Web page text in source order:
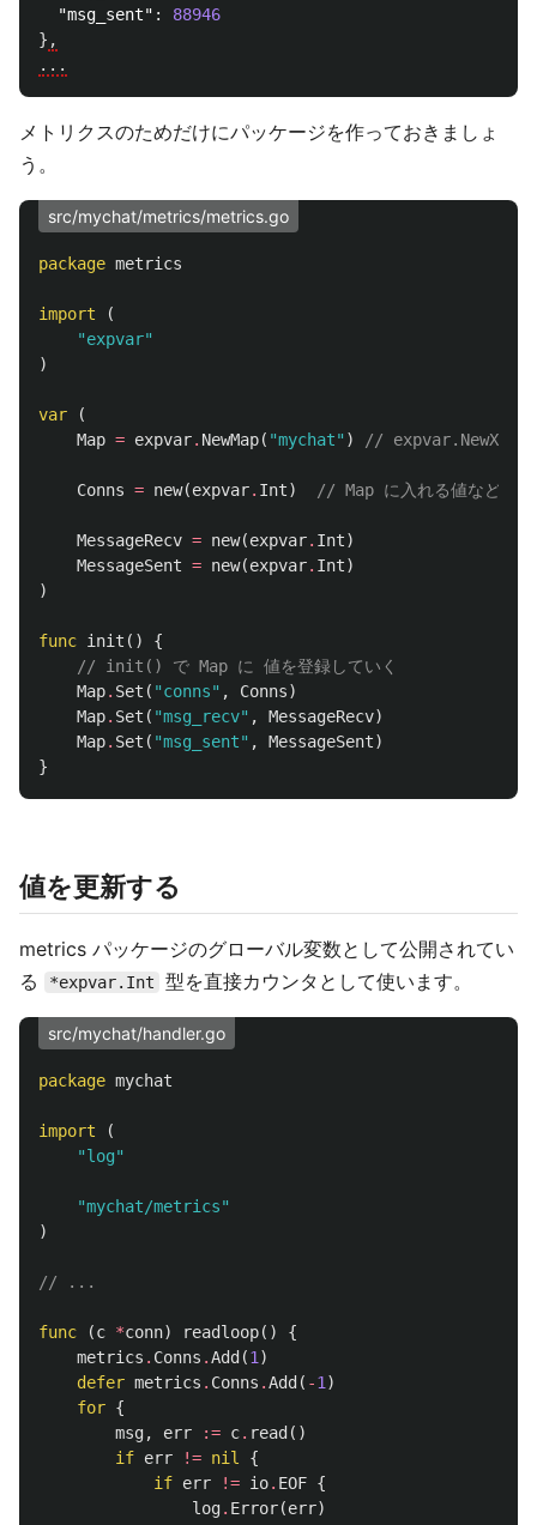
"msg_sent" :
88946
} ,
...
メトリクスのためだけにパッケージを作っておきましょ
う。
src/mychat/metrics/metrics.go
package metrics
import
(
"expvar"
)
var
(
Map = expvar. NewMap( "mychat" ) // expvar.NewXxx()
Conns = new(expvar. Int) // Map に入れる値など
MessageRecv = new(expvar. Int)
MessageSent = new(expvar. Int)
)
func init ()
{
// init() で Map に 値を登録していく
Map. Set ( "conns" , Conns)
Map. Set ( "msg_recv" , MessageRecv)
Map. Set ( "msg_sent" , MessageSent)
}
値を更新する
metrics パッケージのグローバル変数として公開されてい
る
*expvar.Int 型を直接カウンタとして使います。
src/mychat/handler.go
package mychat
import
(
"log"
"mychat/metrics"
)
// ...
func (c *conn) readloop()
{
metrics . Conns .Add (1 )
defer metrics . Conns .Add ( -1 )
for {
msg, err := c. read ()
if err != nil
{
if err != io. EOF {
log. Error(err)